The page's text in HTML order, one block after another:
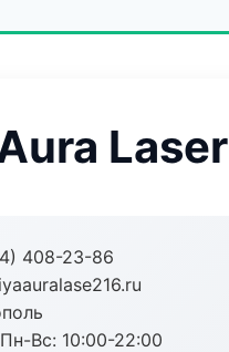
Laser
408-23-86
Пн-Вс: 10:00-22:00